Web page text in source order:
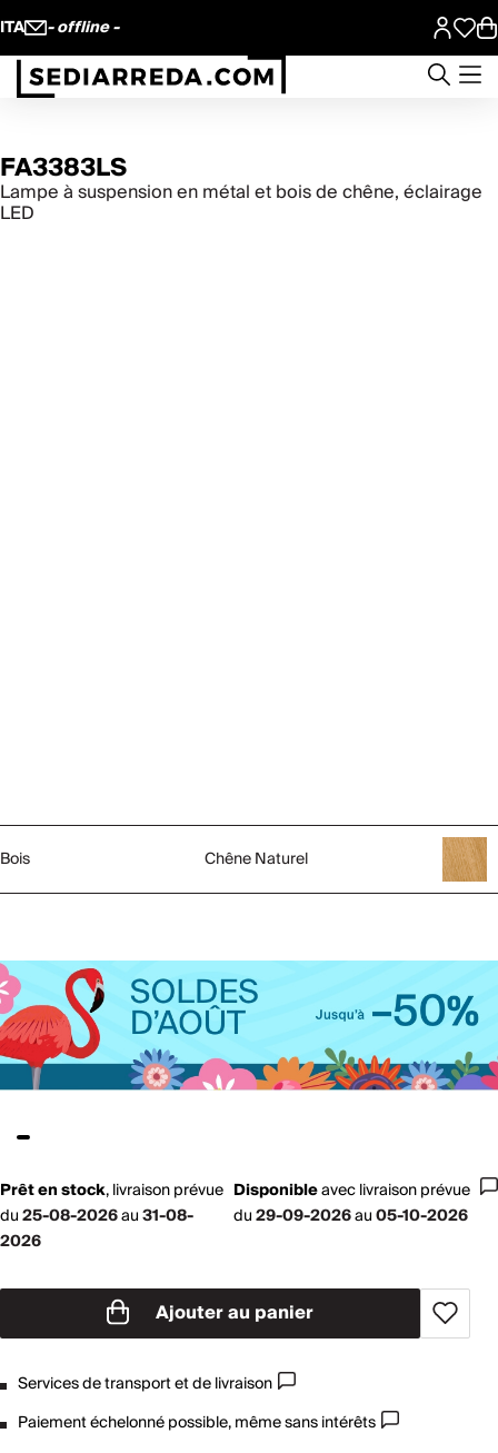
ITA - offline -
FA3383LS
Lampe à suspension en métal et bois de chêne, éclairage
LED
Bois Chêne Naturel
Prêt en stock,livraison prévue
du25-08-2026au31-08-
2026
Disponibleaveclivraison prévue
du29-09-2026au05-10-2026
Ajouter au panier
Services de transport et de livraison
Paiement échelonné possible, même sans intérêts